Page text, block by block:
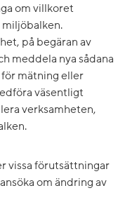
om villkoret
miljöbalken.
på begäran av
meddela nya sådana
mätning eller
väsentligt
verksamheten,
vissa förutsättningar
om ändring av